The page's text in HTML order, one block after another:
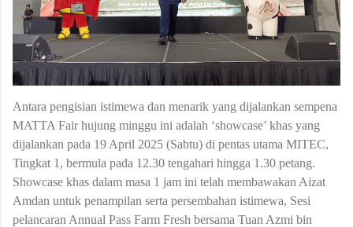
Antara pengisian istimewa dan menarik yang dijalankan sempena
MATTA Fair hujung minggu ini adalah ‘showcase’ khas yang
dijalankan pada 19 April 2025 (Sabtu) di pentas utama MITEC,
Tingkat 1, bermula pada 12.30 tengahari hingga 1.30 petang.
Showcase khas dalam masa 1 jam ini telah membawakan Aizat
Amdan untuk penampilan serta persembahan istimewa, Sesi
pelancaran Annual Pass Farm Fresh bersama Tuan Azmi bin